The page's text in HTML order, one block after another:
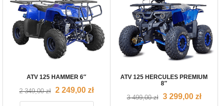
ATV 125 HAMMER 6″
2 349,00zł 2 249,00 zł
ATV 125 HERCULES PREMIUM
8″
3 499,00zł 3 299,00 zł